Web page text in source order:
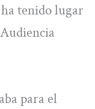
tenido lugar
para el